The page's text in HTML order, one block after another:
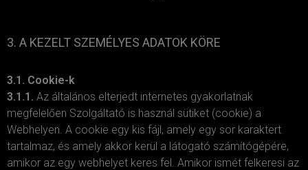
3. A KEZELT SZEMÉLYES ADATOK KÖRE
3.1. Cookie-k
3.1.1. Az általános elterjedt internetes gyakorlatnak
megfelelően Szolgáltató is használ sütiket (cookie) a
Webhelyen. A cookie egy kis fájl, amely egy sor karaktert
tartalmaz, és amely akkor kerül a látogató számítógépére,
amikor az egy webhelyet keres fel. Amikor ismét felkeresi az